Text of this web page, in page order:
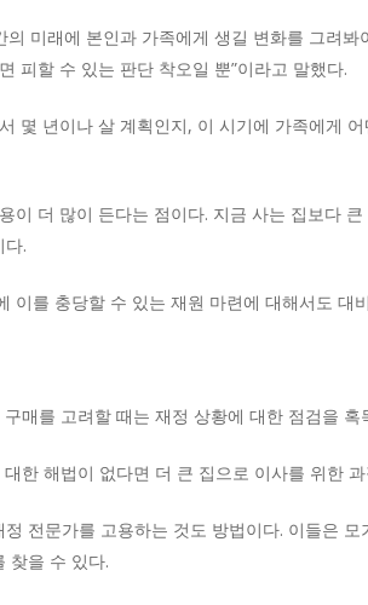
미래에 본인과 가족에게 생길 변화를 그려
피할 수 있는 판단 착오일 뿐”이라고 말했다.
몇 년이나 살 계획인지, 이 시기에 가족에게
더 많이 든다는 점이다. 지금 사는 집보다
.
를 충당할 수 있는 재원 마련에 대해서도 대
매를 고려할 때는 재정 상황에 대한 점검을 혹
한 해법이 없다면 더 큰 집으로 이사를 위한
전문가를 고용하는 것도 방법이다. 이들은
찾을 수 있다.